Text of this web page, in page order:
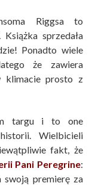
Riggsa to
sprzedała
Ponadto wiele
że zawiera
klimacie prosto z
targu i to one
Wielbicieli
fakt, że
Pani Peregrine:
swoją premierę za